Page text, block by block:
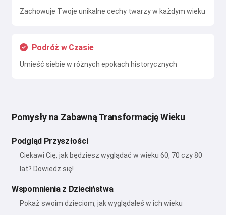
Zachowuje Twoje unikalne cechy twarzy w każdym wieku
Podróż w Czasie
Umieść siebie w różnych epokach historycznych
Pomysły na Zabawną Transformację Wieku
Podgląd Przyszłości
Ciekawi Cię, jak będziesz wyglądać w wieku 60, 70 czy 80
lat? Dowiedz się!
Wspomnienia z Dzieciństwa
Pokaż swoim dzieciom, jak wyglądałeś w ich wieku